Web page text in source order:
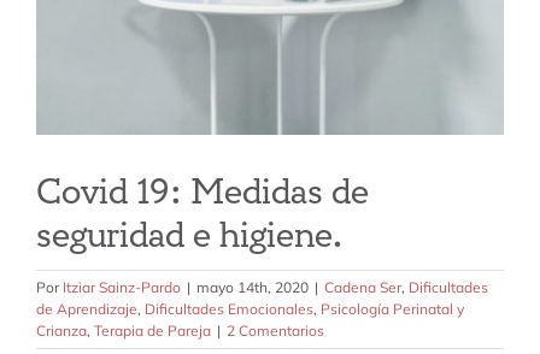
Covid 19: Medidas de
seguridad e higiene.
Por Itziar Sainz-Pardo | mayo 14th, 2020 | Cadena Ser, Dificultades
de Aprendizaje, Dificultades Emocionales, Psicología Perinatal y
Crianza, Terapia de Pareja | 2 Comentarios